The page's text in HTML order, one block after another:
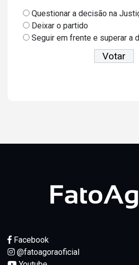
Questionar a decisão na
Deixar o partido
Seguir em frente e superar a
Facebook
@fatoagoraoficial